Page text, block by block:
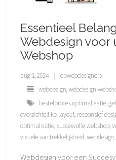
Essentieel
Webdesign voor
Webshop
aug 1, 2024
dewebdesigners
webdesign,webdesign
bestelproces optimalisatie,
overzichtelijke layout, responsief
optimalisatie, succesvolle webshop,
visuele aantrekkelijkheid,webdesign,
Webdesign voor een